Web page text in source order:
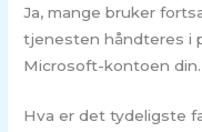
Ja, mange bruker
tjenesten håndteres i
Microsoft-kontoen din.
Hva er det tydeligste